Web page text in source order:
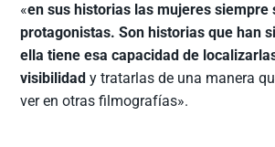
«en sus historias las mujeres siempre
protagonistas. Son historias que han
ella tiene esa capacidad de
visibilidady tratarlas de una manera
ver en otras filmografías».